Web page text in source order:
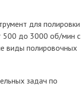
для полировки
500 до 3000 об/мин с
виды полировочных
задач по